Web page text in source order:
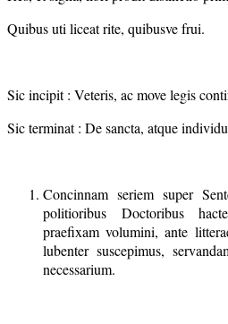
Quibus uti liceat rite, quibusve frui.
Sic incipit : Veteris, ac move legis
Sic terminat : De sancta, atque
Concinnam seriem super
politioribus Doctoribus
praefixam volumini, ante
lubenter suscepimus,
necessarium.